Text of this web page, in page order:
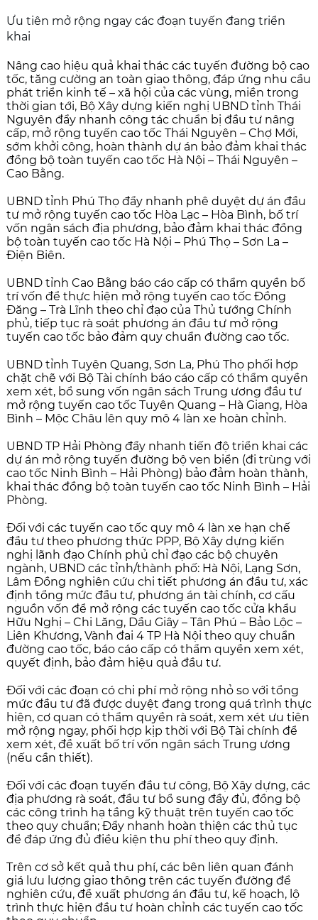
Ưu tiên mở rộng ngay các đoạn tuyến đang triển
khai
Nâng cao hiệu quả khai thác các tuyến đường bộ cao
tốc, tăng cường an toàn giao thông, đáp ứng nhu cầu
phát triển kinh tế – xã hội của các vùng, miền trong
thời gian tới, Bộ Xây dựng kiến nghị UBND tỉnh Thái
Nguyên đẩy nhanh công tác chuẩn bị đầu tư nâng
cấp, mở rộng tuyến cao tốc Thái Nguyên – Chợ Mới,
sớm khởi công, hoàn thành dự án bảo đảm khai thác
đồng bộ toàn tuyến cao tốc Hà Nội – Thái Nguyên –
Cao Bằng.
UBND tỉnh Phú Thọ đẩy nhanh phê duyệt dự án đầu
tư mở rộng tuyến cao tốc Hòa Lạc – Hòa Bình, bố trí
vốn ngân sách địa phương, bảo đảm khai thác đồng
bộ toàn tuyến cao tốc Hà Nội – Phú Thọ – Sơn La –
Điện Biên.
UBND tỉnh Cao Bằng báo cáo cấp có thẩm quyền bố
trí vốn để thực hiện mở rộng tuyến cao tốc Đồng
Đăng – Trà Lĩnh theo chỉ đạo của Thủ tướng Chính
phủ, tiếp tục rà soát phương án đầu tư mở rộng
tuyến cao tốc bảo đảm quy chuẩn đường cao tốc.
UBND tỉnh Tuyên Quang, Sơn La, Phú Thọ phối hợp
chặt chẽ với Bộ Tài chính báo cáo cấp có thẩm quyền
xem xét, bổ sung vốn ngân sách Trung ương đầu tư
mở rộng tuyến cao tốc Tuyên Quang – Hà Giang, Hòa
Bình – Mộc Châu lên quy mô 4 làn xe hoàn chỉnh.
UBND TP Hải Phòng đẩy nhanh tiến độ triển khai các
dự án mở rộng tuyến đường bộ ven biển (đi trùng với
cao tốc Ninh Bình – Hải Phòng) bảo đảm hoàn thành,
khai thác đồng bộ toàn tuyến cao tốc Ninh Bình – Hải
Phòng.
Đối với các tuyến cao tốc quy mô 4 làn xe hạn chế
đầu tư theo phương thức PPP, Bộ Xây dựng kiến
nghị lãnh đạo Chính phủ chỉ đạo các bộ chuyên
ngành, UBND các tỉnh/thành phố: Hà Nội, Lạng Sơn,
Lâm Đồng nghiên cứu chi tiết phương án đầu tư, xác
định tổng mức đầu tư, phương án tài chính, cơ cấu
nguồn vốn để mở rộng các tuyến cao tốc cửa khẩu
Hữu Nghị – Chi Lăng, Dầu Giây – Tân Phú – Bảo Lộc –
Liên Khương, Vành đai 4 TP Hà Nội theo quy chuẩn
đường cao tốc, báo cáo cấp có thẩm quyền xem xét,
quyết định, bảo đảm hiệu quả đầu tư.
Đối với các đoạn có chi phí mở rộng nhỏ so với tổng
mức đầu tư đã được duyệt đang trong quá trình thực
hiện, cơ quan có thẩm quyền rà soát, xem xét ưu tiên
mở rộng ngay, phối hợp kịp thời với Bộ Tài chính để
xem xét, đề xuất bố trí vốn ngân sách Trung ương
(nếu cần thiết).
Đối với các đoạn tuyến đầu tư công, Bộ Xây dựng, các
địa phương rà soát, đầu tư bổ sung đầy đủ, đồng bộ
các công trình hạ tầng kỹ thuật trên tuyến cao tốc
theo quy chuẩn; Đẩy nhanh hoàn thiện các thủ tục
để đáp ứng đủ điều kiện thu phí theo quy định.
Trên cơ sở kết quả thu phí, các bên liên quan đánh
giá lưu lượng giao thông trên các tuyến đường để
nghiên cứu, đề xuất phương án đầu tư, kế hoạch, lộ
trình thực hiện đầu tư hoàn chỉnh các tuyến cao tốc